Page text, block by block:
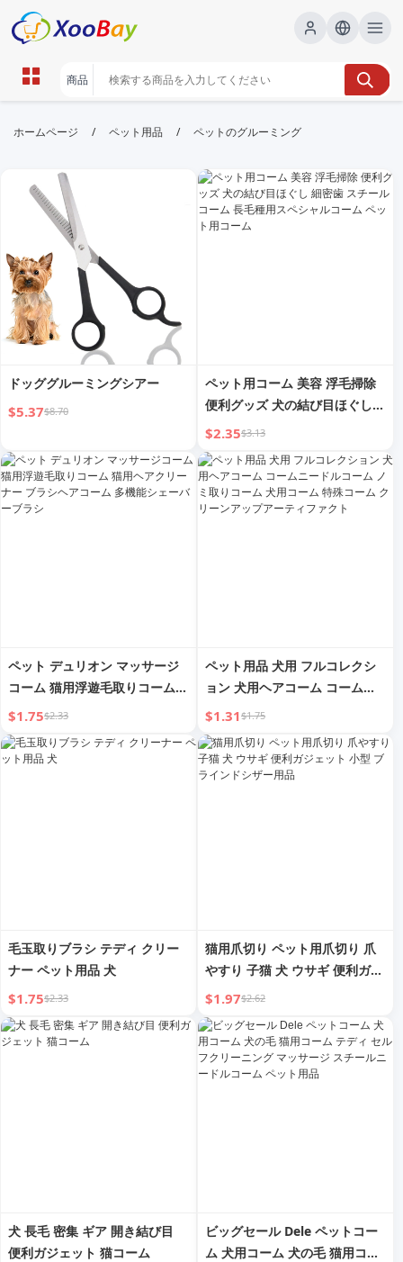
ペットのグルーミング | XOOBAY
ペット,グルーミング,ケア, wholesale ペットのグルー
ミング, XOOBAY
ペットのグルーミングを基本から解説。道具の選び方、被毛ケア、衛生
管理、トリミングのコツを紹介。初心者でも実践できる日常ケアと長毛
種のポイントを網羅。
ホームページ / ペット用品 / ペットのグルーミング
ドッググルーミングシアー
$5.37$8.70
ペット用コーム 美容 浮毛掃除
便利グッズ 犬の結び目ほぐし
細密歯 スチールコーム 長毛種
用スペシャルコーム ペット用コ
ーム
$2.35$3.13
ペット デュリオン マッサージ
コーム 猫用浮遊毛取りコーム
猫用ヘアクリーナー ブラシヘア
コーム 多機能シェーバーブラシ
$1.75$2.33
ペット用品 犬用 フルコレクシ
ョン 犬用ヘアコーム コームニ
ードルコーム ノミ取りコーム
犬用コーム 特殊コーム クリー
ンアップアーティファクト
$1.31$1.75
毛玉取りブラシ テディ クリー
ナー ペット用品 犬
$1.75$2.33
猫用爪切り ペット用爪切り 爪
やすり 子猫 犬 ウサギ 便利ガジ
ェット 小型 ブラインドシザー
用品
$1.97$2.62
犬 長毛 密集 ギア 開き結び目
便利ガジェット 猫コーム
ビッグセール Dele ペットコー
ム 犬用コーム 犬の毛 猫用コー